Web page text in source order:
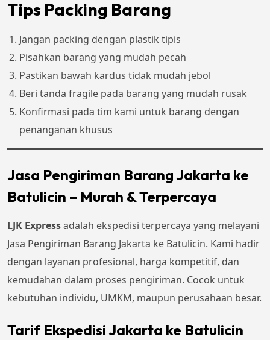
Tips Packing Barang
Jangan packing dengan plastik tipis
Pisahkan barang yang mudah pecah
Pastikan bawah kardus tidak mudah jebol
Beri tanda fragile pada barang yang mudah rusak
Konfirmasi pada tim kami untuk barang dengan
penanganan khusus
Jasa Pengiriman Barang Jakarta ke
Batulicin – Murah & Terpercaya
LJK Expressadalah ekspedisi terpercaya yang melayani
Jasa Pengiriman Barang Jakarta ke Batulicin. Kami hadir
dengan layanan profesional, harga kompetitif, dan
kemudahan dalam proses pengiriman. Cocok untuk
kebutuhan individu, UMKM, maupun perusahaan besar.
Tarif Ekspedisi Jakarta ke Batulicin